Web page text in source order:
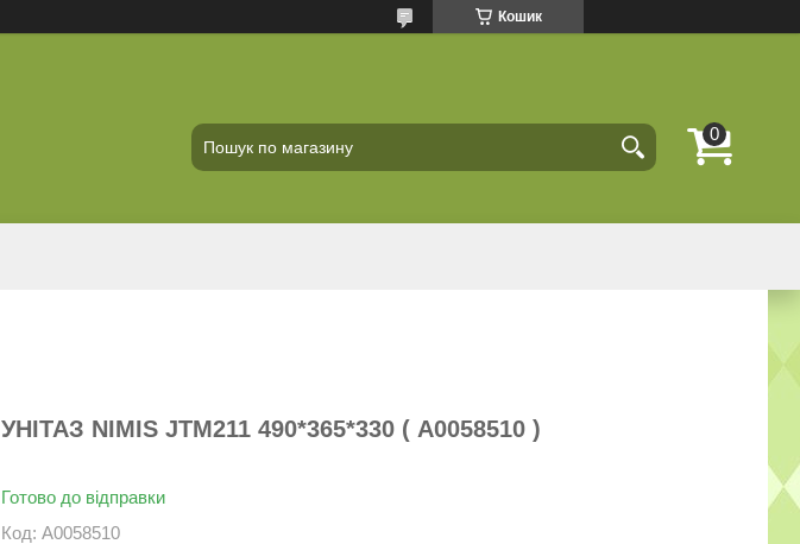
Кошик
УНІТАЗ NIMIS JTM211 490*365*330 ( А0058510 )
Готово до відправки
Код: А0058510